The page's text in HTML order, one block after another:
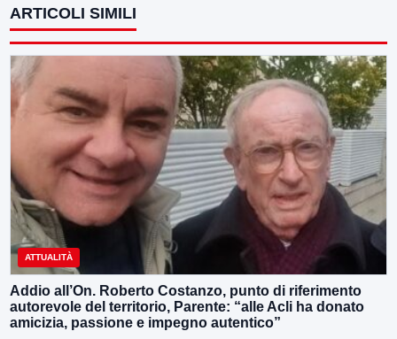
ARTICOLI SIMILI
ATTUALITÀ
Addio all’On. Roberto Costanzo, punto di riferimento
autorevole del territorio, Parente: “alle Acli ha donato
amicizia, passione e impegno autentico”